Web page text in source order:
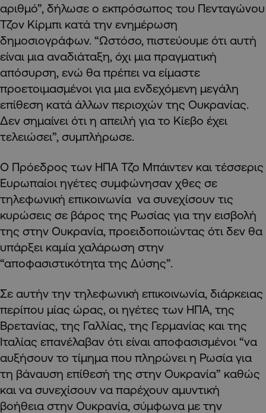
αριθμό”, δήλωσε ο εκπρόσωπος του Πενταγώνου
Τζον Κίρμπι κατά την ενημέρωση
δημοσιογράφων. “Ωστόσο, πιστεύουμε ότι αυτή
είναι μια αναδιάταξη, όχι μια πραγματική
απόσυρση, ενώ θα πρέπει να είμαστε
προετοιμασμένοι για μια ενδεχόμενη μεγάλη
επίθεση κατά άλλων περιοχών της Ουκρανίας.
Δεν σημαίνει ότι η απειλή για το Κίεβο έχει
τελειώσει”, συμπλήρωσε.
Ο Πρόεδρος των ΗΠΑ Τζο Μπάιντεν και τέσσερις
Ευρωπαίοι ηγέτες συμφώνησαν χθες σε
τηλεφωνική επικοινωνία να συνεχίσουν τις
κυρώσεις σε βάρος της Ρωσίας για την εισβολή
της στην Ουκρανία, προειδοποιώντας ότι δεν θα
υπάρξει καμία χαλάρωση στην
“αποφασιστικότητα της Δύσης”.
Σε αυτήν την τηλεφωνική επικοινωνία, διάρκειας
περίπου μίας ώρας, οι ηγέτες των ΗΠΑ, της
Βρετανίας, της Γαλλίας, της Γερμανίας και της
Ιταλίας επανέλαβαν ότι είναι αποφασισμένοι “να
αυξήσουν το τίμημα που πληρώνει η Ρωσία για
τη βάναυση επίθεσή της στην Ουκρανία” καθώς
και να συνεχίσουν να παρέχουν αμυντική
βοήθεια στην Ουκρανία, σύμφωνα με την